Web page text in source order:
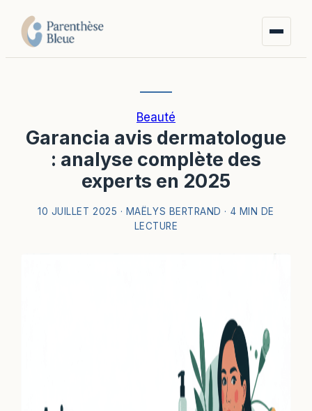
Beauté
Garancia avis dermatologue
: analyse complète des
experts en 2025
10 JUILLET 2025 · MAËLYS BERTRAND · 4 MIN DE
LECTURE